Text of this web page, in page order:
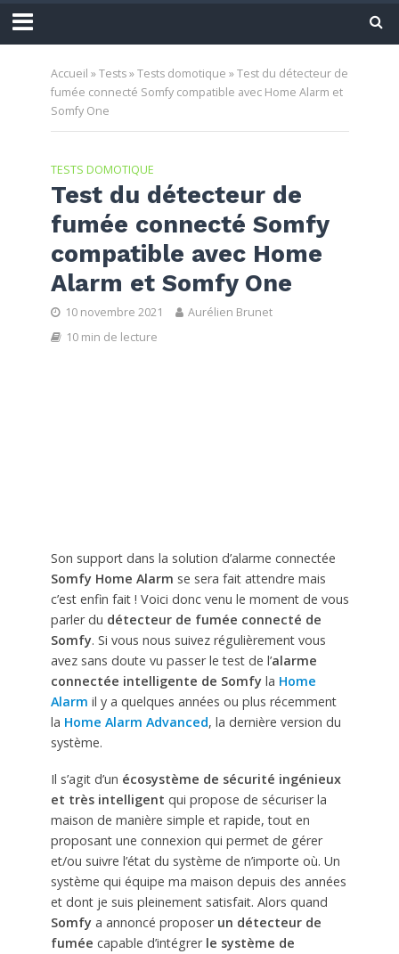
Accueil »Tests»Tests domotique »Test du détecteur de
fumée connecté Somfy compatible avec Home Alarm et
Somfy One
TESTS DOMOTIQUE
Test du détecteur de
fumée connecté Somfy
compatible avec Home
Alarm et Somfy One
10 novembre 2021
Aurélien Brunet
10 min de lecture
Son support dans la solution d’alarme connectée
Somfy Home Alarm se sera fait attendre mais
c’est enfin fait ! Voici donc venu le moment de vous
parler du détecteur de fumée connecté de
Somfy. Si vous nous suivez régulièrement vous
avez sans doute vu passer le test de l’alarme
connectée intelligente de Somfyla Home
Alarm il y a quelques années ou plus récemment
la Home Alarm Advanced, la dernière version du
système.
Il s’agit d’un écosystème de sécurité ingénieux
et très intelligent qui propose de sécuriser la
maison de manière simple et rapide, tout en
proposant une connexion qui permet de gérer
et/ou suivre l’état du système de n’importe où. Un
système qui équipe ma maison depuis des années
et dont je suis pleinement satisfait. Alors quand
Somfya annoncé proposer un détecteur de
fumée capable d’intégrer le système de